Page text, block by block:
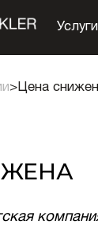
Услуги
>Цена